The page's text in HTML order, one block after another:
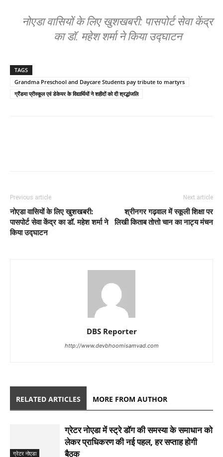
नोएडा वासियों के लिए खुशखबरी: पासपोर्ट सेवा केंद्र
का डॉ. महेश शर्मा ने किया उद्घाटन
TAGS
Grandma Preschool and Daycare Students pay tribute to martyrs
ग्रैंडमा प्रीस्कूल एवं डेकेयर के विद्यार्थियों ने शहीदों को दी श्रद्धांजलि
Previous article
नोएडा वासियों के लिए खुशखबरी:
पासपोर्ट सेवा केंद्र का डॉ. महेश शर्मा ने
किया उद्घाटन
Next article
श्रीनगर गढ़वाल में स्कूली शिक्षा पर
लिखी किताब तोत्तो चान का नाट्य मंचन
DBS Reporter
http://www.devbhoomisamvad.com
RELATED ARTICLES MORE FROM AUTHOR
ग्रेटर नोएडा
ग्रेटर नोएडा में स्ट्रे डॉग की समस्या के समाधान को
लेकर प्राधिकरण की नई पहल, हर सप्ताह होगी
बैठक